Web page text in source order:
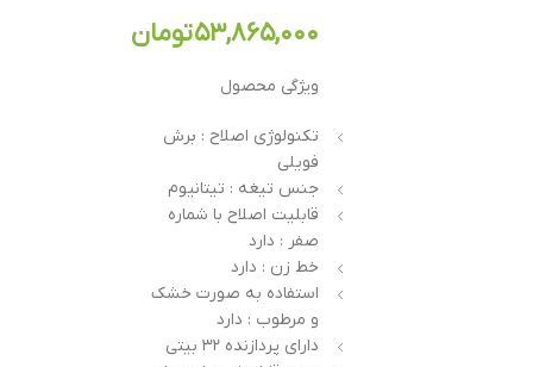
۵۳,۸۶۵,۰۰۰تومان
ویژگی محصول
تکنولوژی اصلاح : برش
فویلی
جنس تیغه : تیتانیوم
قابلیت اصلاح با شماره
صفر : دارد
خط زن : دارد
استفاده به صورت خشک
و مرطوب : دارد
دارای پردازنده ۳۲ بیتی